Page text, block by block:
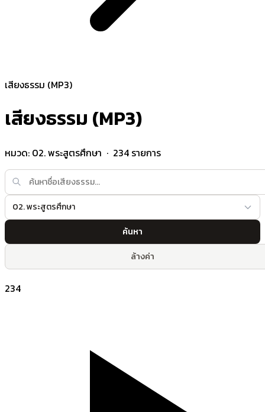
เสียงธรรม (MP3)
เสียงธรรม (MP3)
หมวด: 02. พระสูตรศึกษา · 234 รายการ
02. พระสูตรศึกษา
ค้นหา
ล้างค่า
234